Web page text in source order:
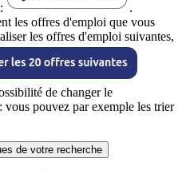
.
les offres d'emploi que vous
les offres d'emploi suivantes,
de changer le
vous pouvez par exemple les trier
de votre recherche